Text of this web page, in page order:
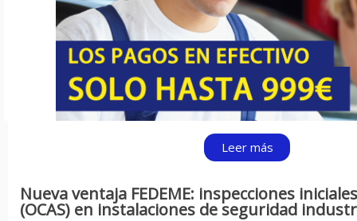
Leer más
Nueva ventaja FEDEME: inspecciones
(OCAS) en instalaciones de seguridad